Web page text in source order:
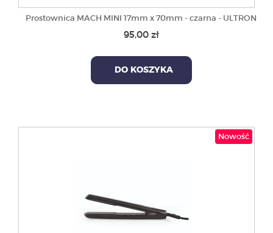
Prostownica MACH MINI 17mm x 70mm - czarna - ULTRON
95,00 zł
DO KOSZYKA
Nowość